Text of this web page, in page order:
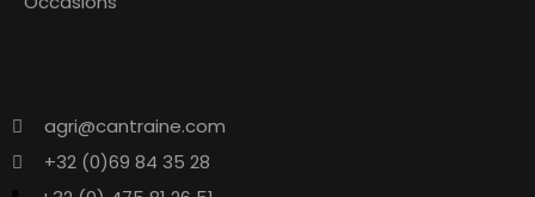
agri@cantraine.com
+32 (0)69 84 35 28